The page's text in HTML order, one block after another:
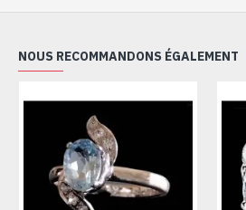
NOUS RECOMMANDONS ÉGALEMENT